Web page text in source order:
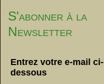
S'abonner à la
Newsletter
Entrez votre e-mail ci-
dessous